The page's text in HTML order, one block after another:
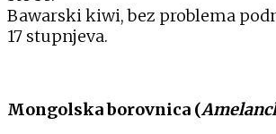
Bawarski kiwi, bez problema
17 stupnjeva.
Mongolska borovnica (